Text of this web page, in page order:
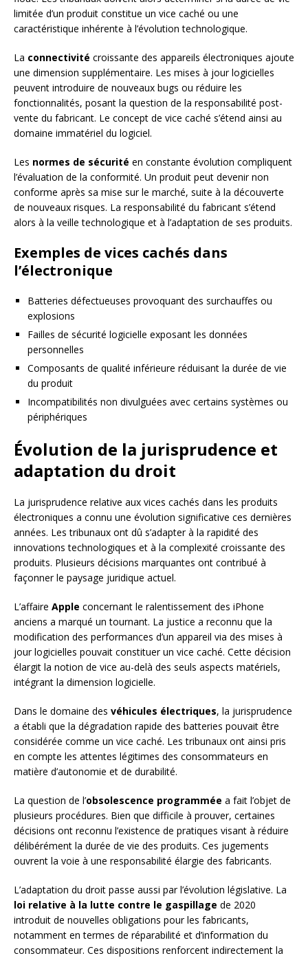
limitée d’un produit constitue un vice caché ou une
caractéristique inhérente à l’évolution technologique.
La connectivité croissante des appareils électroniques ajoute
une dimension supplémentaire. Les mises à jour logicielles
peuvent introduire de nouveaux bugs ou réduire les
fonctionnalités, posant la question de la responsabilité post-
vente du fabricant. Le concept de vice caché s’étend ainsi au
domaine immatériel du logiciel.
Les normes de sécurité en constante évolution compliquent
l’évaluation de la conformité. Un produit peut devenir non
conforme après sa mise sur le marché, suite à la découverte
de nouveaux risques. La responsabilité du fabricant s’étend
alors à la veille technologique et à l’adaptation de ses produits.
Exemples de vices cachés dans
l’électronique
Batteries défectueuses provoquant des surchauffes ou
explosions
Failles de sécurité logicielle exposant les données
personnelles
Composants de qualité inférieure réduisant la durée de vie
du produit
Incompatibilités non divulguées avec certains systèmes ou
périphériques
Évolution de la jurisprudence et
adaptation du droit
La jurisprudence relative aux vices cachés dans les produits
électroniques a connu une évolution significative ces dernières
années. Les tribunaux ont dû s’adapter à la rapidité des
innovations technologiques et à la complexité croissante des
produits. Plusieurs décisions marquantes ont contribué à
façonner le paysage juridique actuel.
L’affaire Apple concernant le ralentissement des iPhone
anciens a marqué un tournant. La justice a reconnu que la
modification des performances d’un appareil via des mises à
jour logicielles pouvait constituer un vice caché. Cette décision
élargit la notion de vice au-delà des seuls aspects matériels,
intégrant la dimension logicielle.
Dans le domaine des véhicules électriques, la jurisprudence
a établi que la dégradation rapide des batteries pouvait être
considérée comme un vice caché. Les tribunaux ont ainsi pris
en compte les attentes légitimes des consommateurs en
matière d’autonomie et de durabilité.
La question de l’obsolescence programmée a fait l’objet de
plusieurs procédures. Bien que difficile à prouver, certaines
décisions ont reconnu l’existence de pratiques visant à réduire
délibérément la durée de vie des produits. Ces jugements
ouvrent la voie à une responsabilité élargie des fabricants.
L’adaptation du droit passe aussi par l’évolution législative. La
loi relative à la lutte contre le gaspillage de 2020
introduit de nouvelles obligations pour les fabricants,
notamment en termes de réparabilité et d’information du
consommateur. Ces dispositions renforcent indirectement la